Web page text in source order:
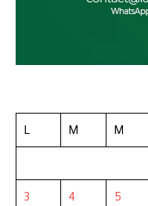
L M M
3 4 5